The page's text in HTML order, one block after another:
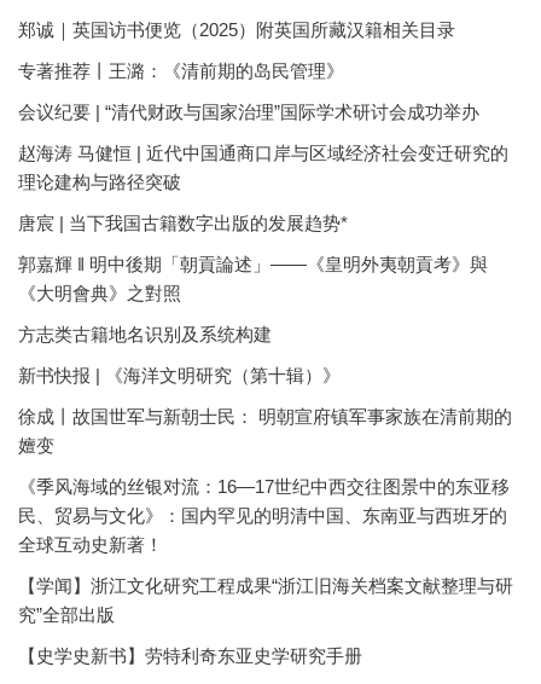
郑诚｜英国访书便览（2025）附英国所藏汉籍相关目录
专著推荐丨王潞：《清前期的岛民管理》
会议纪要 | “清代财政与国家治理”国际学术研讨会成功举办
赵海涛 马健恒 | 近代中国通商口岸与区域经济社会变迁研究的
理论建构与路径突破
唐宸 | 当下我国古籍数字出版的发展趋势*
郭嘉輝 ‖ 明中後期「朝貢論述」——《皇明外夷朝貢考》與
《大明會典》之對照
方志类古籍地名识别及系统构建
新书快报 | 《海洋文明研究（第十辑）》
徐成丨故国世军与新朝士民： 明朝宣府镇军事家族在清前期的
嬗变
《季风海域的丝银对流：16—17世纪中西交往图景中的东亚移
民、贸易与文化》：国内罕见的明清中国、东南亚与西班牙的
全球互动史新著！
【学闻】浙江文化研究工程成果“浙江旧海关档案文献整理与研
究”全部出版
【史学史新书】劳特利奇东亚史学研究手册